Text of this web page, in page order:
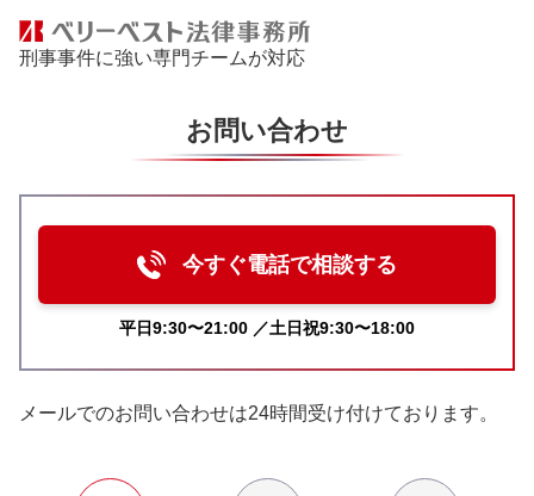
刑事事件に強い専門チームが対応
お問い合わせ
今すぐ電話で相談する
平日9:30〜21:00 ／土日祝9:30〜18:00
メールでのお問い合わせは24時間受け付けております。